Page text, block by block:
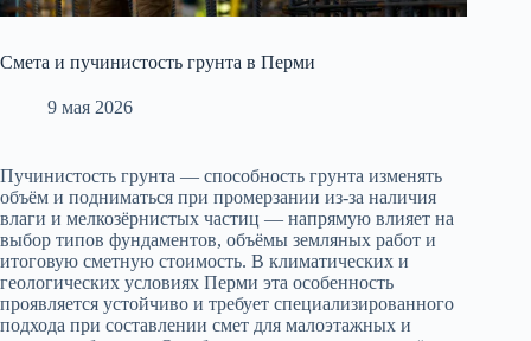
Смета и пучинистость грунта в Перми
9 мая 2026
Пучинистость грунта — способность грунта изменять
объём и подниматься при промерзании из‑за наличия
влаги и мелкозёрнистых частиц — напрямую влияет на
выбор типов фундаментов, объёмы земляных работ и
итоговую сметную стоимость. В климатических и
геологических условиях Перми эта особенность
проявляется устойчиво и требует специализированного
подхода при составлении смет для малоэтажных и